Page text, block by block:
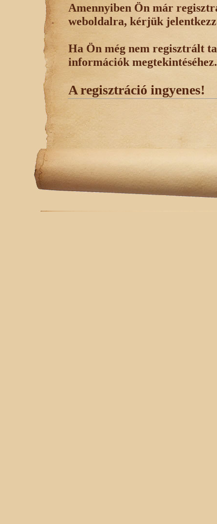
Amennyiben Ön már
weboldalra, kérjük
Ha Ön még nem regisztrált
információk megtekintéséhez.
A regisztráció ingyenes!